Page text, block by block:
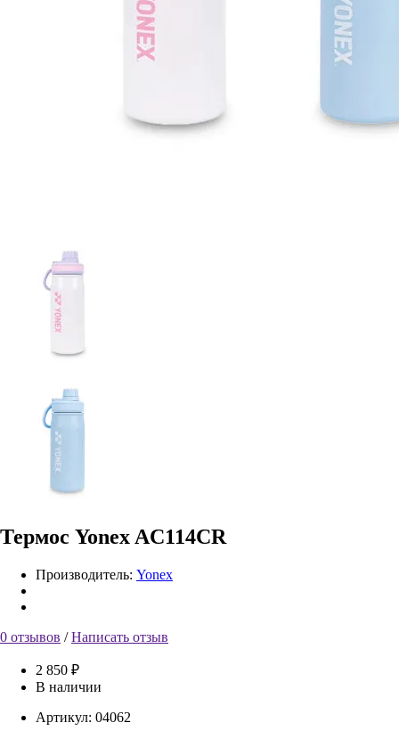
Термос Yonex AC114CR
Производитель: Yonex
0 отзывов /Написать отзыв
2 850 ₽
В наличии
Артикул: 04062